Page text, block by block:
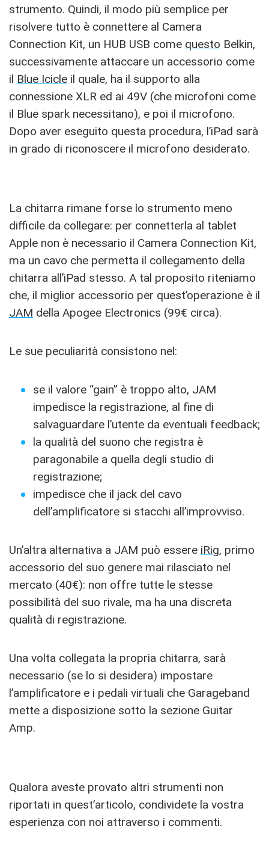
strumento. Quindi, il modo più semplice per
risolvere tutto è connettere al Camera
Connection Kit, un HUB USB come questo Belkin,
successivamente attaccare un accessorio come
il Blue Icicle il quale, ha il supporto alla
connessione XLR ed ai 49V (che microfoni come
il Blue spark necessitano), e poi il microfono.
Dopo aver eseguito questa procedura, l’iPad sarà
in grado di riconoscere il microfono desiderato.
La chitarra rimane forse lo strumento meno
difficile da collegare: per connetterla al tablet
Apple non è necessario il Camera Connection Kit,
ma un cavo che permetta il collegamento della
chitarra all’iPad stesso. A tal proposito riteniamo
che, il miglior accessorio per quest’operazione è il
JAM della Apogee Electronics (99€ circa).
Le sue peculiarità consistono nel:
se il valore “gain” è troppo alto, JAM
impedisce la registrazione, al fine di
salvaguardare l’utente da eventuali feedback;
la qualità del suono che registra è
paragonabile a quella degli studio di
registrazione;
impedisce che il jack del cavo
dell’amplificatore si stacchi all’improvviso.
Un’altra alternativa a JAM può essere iRig, primo
accessorio del suo genere mai rilasciato nel
mercato (40€): non offre tutte le stesse
possibilità del suo rivale, ma ha una discreta
qualità di registrazione.
Una volta collegata la propria chitarra, sarà
necessario (se lo si desidera) impostare
l’amplificatore e i pedali virtuali che Garageband
mette a disposizione sotto la sezione Guitar
Amp.
Qualora aveste provato altri strumenti non
riportati in quest’articolo, condividete la vostra
esperienza con noi attraverso i commenti.